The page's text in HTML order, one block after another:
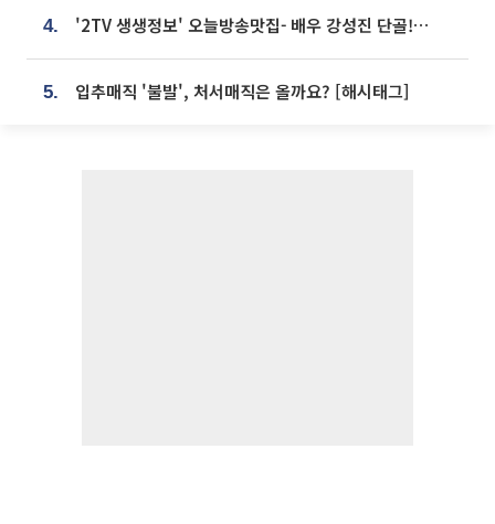
4. '2TV 생생정보' 오늘방송맛집- 배우 강성진 단골! 쌀국수ㆍ푸팟퐁 커리 맛집 '블○○○'
5. 입추매직 '불발', 처서매직은 올까요? [해시태그]